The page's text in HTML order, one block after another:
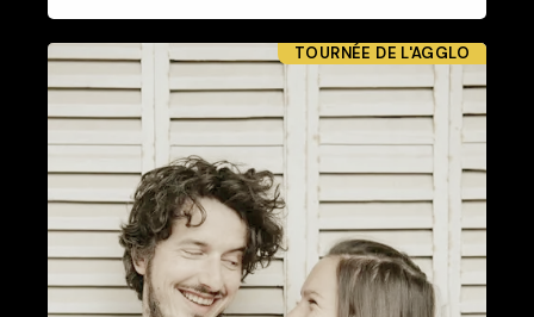
TOURNÉE DE L'AGGLO